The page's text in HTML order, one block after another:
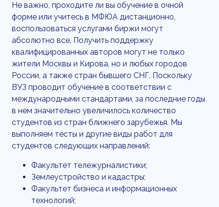
Не важно, проходите ли вы обучение в очной
форме или учитесь в МФЮА дистанционно,
воспользоваться услугами биржи могут
абсолютно все. Получить поддержку
квалифицированных авторов могут не только
жители Москвы и Кирова, но и любых городов
России, а также стран бывшего СНГ. Поскольку
ВУЗ проводит обучение в соответствии с
международными стандартами, за последние годы
в нем значительно увеличилось количество
студентов из стран ближнего зарубежья. Мы
выполняем тесты и другие виды работ для
студентов следующих направлений:
Факультет тележурналистики;
Землеустройство и кадастры;
Факультет бизнеса и информационных
технологий;